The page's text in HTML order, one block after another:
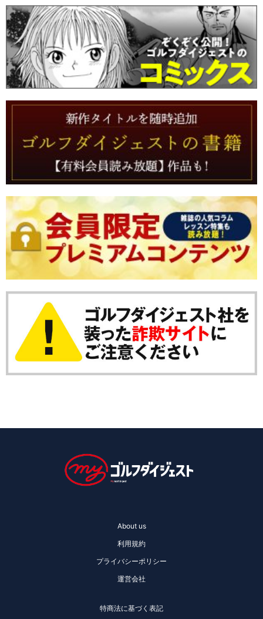
About us
利用規約
プライバシーポリシー
運営会社
特商法に基づく表記